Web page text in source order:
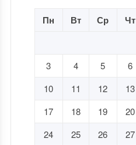
Пн Вт Ср Чт
3
4 5 6
10
11 12 13
17
18 19 20
24
25 26 27